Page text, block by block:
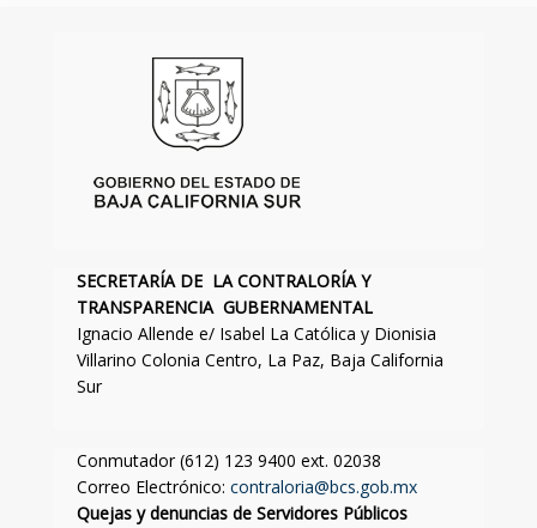
SECRETARÍA DE LA CONTRALORÍA Y
TRANSPARENCIA GUBERNAMENTAL
Ignacio Allende e/ Isabel La Católica y Dionisia
Villarino Colonia Centro, La Paz, Baja California
Sur
Conmutador (612) 123 9400 ext. 02038
Correo Electrónico: contraloria@bcs.gob.mx
Quejas y denuncias de Servidores Públicos